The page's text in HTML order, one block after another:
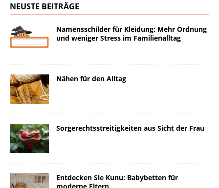
NEUSTE BEITRÄGE
Namensschilder für Kleidung: Mehr Ordnung
und weniger Stress im Familienalltag
Nähen für den Alltag
Sorgerechtsstreitigkeiten aus Sicht der Frau
Entdecken Sie Kunu: Babybetten für